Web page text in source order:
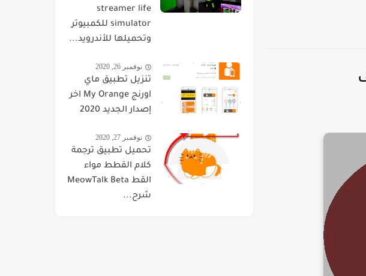
streamer life
simulator للكمبيوتر
وتحميلها للأندرويد...
نوفمبر 26, 2020
تنزيل تطبيق ماي
اورنج My Orange اخر
إصدار الجديد 2020
نوفمبر 27, 2020
تحميل تطبيق ترجمة
كلام القطط مواء
القط MeowTalk Beta
شرح...